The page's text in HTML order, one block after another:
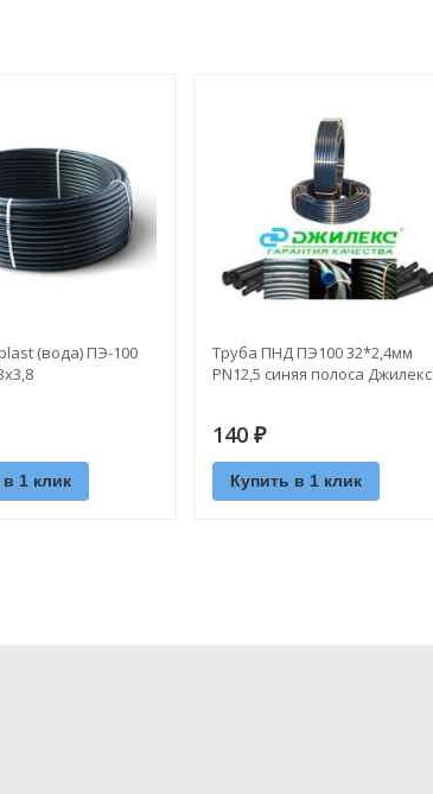
(вода) ПЭ-100
1 клик
Труба ПНД ПЭ100 32*2,4мм
PN12,5 синяя полоса Джилекс
140 ₽
Купить в 1 клик